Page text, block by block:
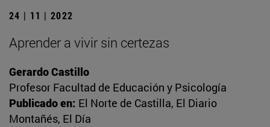
24 | 11 | 2022
Aprender a vivir sin certezas
Gerardo Castillo
Profesor Facultad de Educación y Psicología
Publicado en: El Norte de Castilla, El Diario
Montañés, El Día